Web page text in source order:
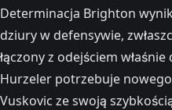
Determinacja Brighton
dziury w defensywie,
łączony z odejściem
Hurzeler potrzebuje
Vuskovic ze swoją